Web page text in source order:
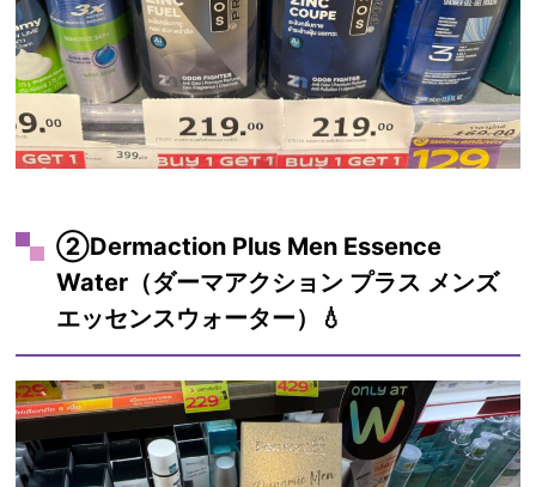
②Dermaction Plus Men Essence
Water（ダーマアクション プラス メンズ
エッセンスウォーター）💧